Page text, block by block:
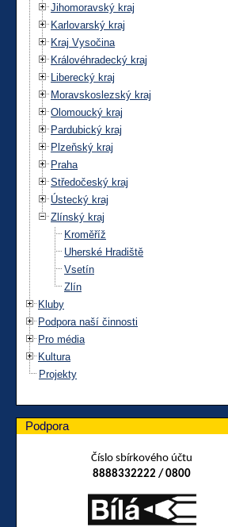
Jihomoravský kraj
Karlovarský kraj
Kraj Vysočina
Královéhradecký kraj
Liberecký kraj
Moravskoslezský kraj
Olomoucký kraj
Pardubický kraj
Plzeňský kraj
Praha
Středočeský kraj
Ústecký kraj
Zlínský kraj
Kroměříž
Uherské Hradiště
Vsetín
Zlín
Kluby
Podpora naší činnosti
Pro média
Kultura
Projekty
Podpora
Číslo sbírkového účtu
8888332222 / 0800